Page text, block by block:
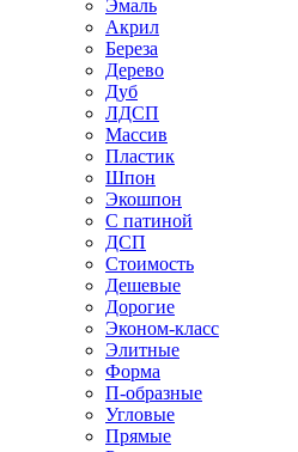
Эмаль
Акрил
Береза
Дерево
Дуб
ЛДСП
Массив
Пластик
Шпон
Экошпон
С патиной
ДСП
Стоимость
Дешевые
Дорогие
Эконом-класс
Элитные
Форма
П-образные
Угловые
Прямые